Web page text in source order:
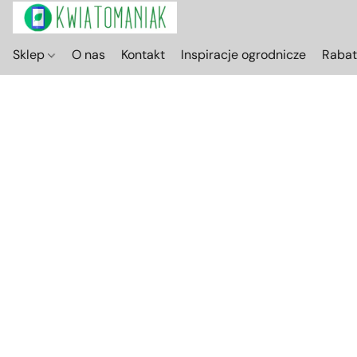
Sklep O nas Kontakt Inspiracje ogrodnicze